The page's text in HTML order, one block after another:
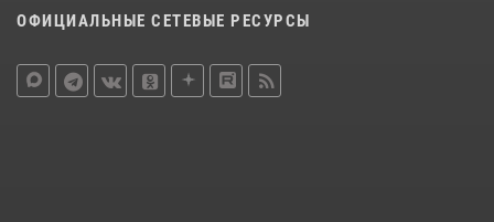
ОФИЦИАЛЬНЫЕ СЕТЕВЫЕ РЕСУРСЫ